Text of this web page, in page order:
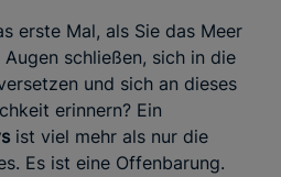
erste Mal, als Sie das Meer
Augen schließen, sich in die
und sich an dieses
erinnern? Ein
ist viel mehr als nur die
Es ist eine Offenbarung.